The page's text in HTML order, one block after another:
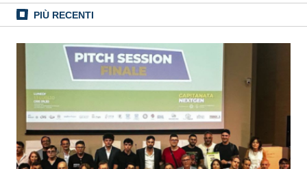
PIÙ RECENTI